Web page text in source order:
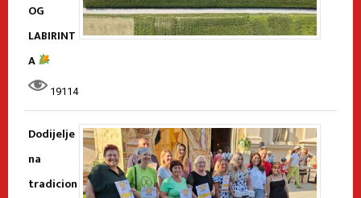
OG
LABIRINT
A
19114
Dodijelje
na
tradicion